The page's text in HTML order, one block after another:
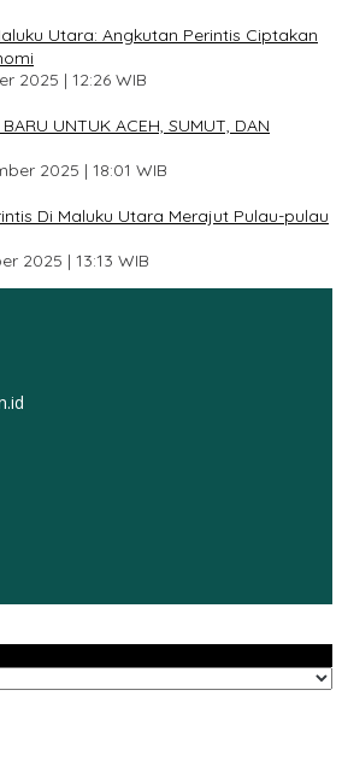
Utara: Angkutan Perintis Ciptakan
2025 | 12:26 WIB
UNTUK ACEH, SUMUT, DAN
2025 | 18:01 WIB
Di Maluku Utara Merajut Pulau-pulau
2025 | 13:13 WIB